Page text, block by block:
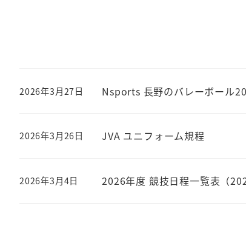
Nsports 長野のバレーボール
投稿日
2026年3月27日
JVA ユニフォーム規程
投稿日
2026年3月26日
2026年度 競技日程一覧表（
投稿日
2026年3月4日